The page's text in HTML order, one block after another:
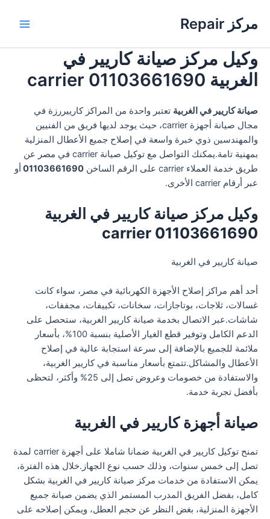
المحتوى
مركز Repair
وكيل مركز صيانة كاريير في
الغربية 01103661690 carrier
صيانة كاريير في الغربية تعتبر واحدة من المراكز كارييررزة في
مجال صيانة أجهزة carrier، حيث يوجد لديها فريق من الفنيين
والمهندسين ذوي خبرة واسعة في إصلاح جميع الأعطال المنزلية
بمهنية تامة.يمكنك التواصل مع توكيل صيانة carrier في مصر عن
طريق خدمة العملاء carrier على الرقم الساخن
01103661690 أو
عبر أرقام carrier الأخرى.
وكيل مركز صيانة كاريير في الغربية
01103661690 carrier
صيانة كاريير في الغربية
أحد أهم مراكز إصلاح الأجهزة الكهربائية في مصر، سواء كانت
غسالات، ثلاجات، بوتاجازات، سخانات، تكييفات، مجففات،
شاشات.عبر الاتصال بخدمة صيانة كاريير الغربية، ستحصل على
الدعم الكامل وتوفير قطع الغيار الأصلية بنسبة 100%، بأسعار
ملائمة للجميع بالإضافة إلى سرعة استجابة عالية في إصلاح
الأعطال والمشاكل.تتمتع بأسعار مناسبة في كاريير الغربية،
والاستفادة من خصومات وعروض تصل إلى 25% وأكثر، لتحظى
بأفضل تجربة خدمة.
صيانة أجهزة كاريير في الغربية
تمنح توكيل كاريير في الغربية ضمانا شاملا على أجهزة carrier لمدة
تصل إلى خمس سنوات، وذلك حسب نوع الجهاز.خلال هذه الفترة،
يمكن الاستفادة من خدمات مركز صيانة كاريير في الغربية بشكل
كامل، بفضل الفريق المدرب المستمر الذي يضمن صيانة جميع
الأجهزة المنزلية، بغض النظر عن حجم العطل، ويمكن إصلاحه على